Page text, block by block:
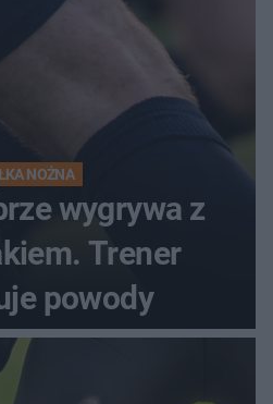
NOŻNA
wygrywa z
Trener
powody